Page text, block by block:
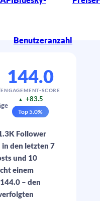
Benutzeranzahl
144.0
ENGAGEMENT-SCORE
▲ +83.5
Top5.0%
Follower
den letzten 7
und 10
einem
– den